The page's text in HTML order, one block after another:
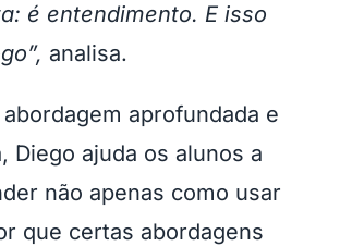
é entendimento. E isso
analisa.
aprofundada e
Diego ajuda os alunos a
não apenas como usar
que certas abordagens